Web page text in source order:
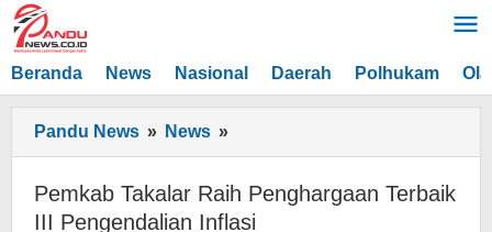
Lewati
ke
konten
Beranda News Nasional Daerah Polhukam
Pandu News » News »
Takalar
Raih
Penghargaan
Pemkab Takalar Raih Penghargaan Terbaik
III Pengendalian Inflasi